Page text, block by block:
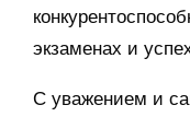
экзаменах и
С уважением и